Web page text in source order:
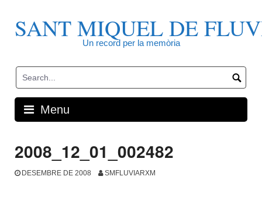
contentSANT MIQUEL DE
Un record per la memòria
Menu
2008_12_01_002482
DESEMBRE DE 2008 SMFLUVIARXM